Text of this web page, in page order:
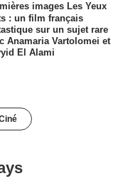
images Les Yeux
: un film français
sur un sujet rare
Anamaria Vartolomei et
El Alami